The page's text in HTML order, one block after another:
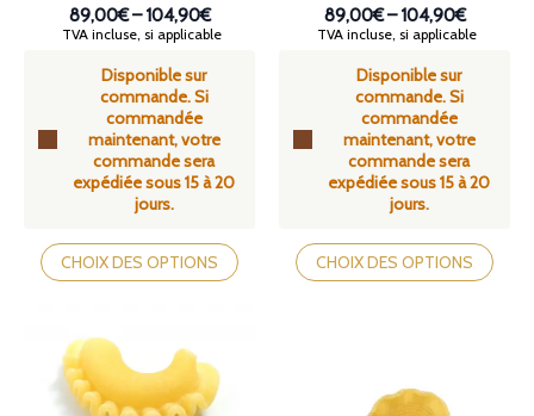
Disponible sur
commande. Si
commandée
maintenant, votre
commande sera
expédiée sous 15 à 20
jours.
89,00€–104,90€
Plage
prix :
89,00€
à
104,90€
TVA incluse, si applicable
CHOIX DES OPTIONS
Ce
produit
a
Les
options
peuvent
Disponible sur
commande. Si
commandée
maintenant, votre
commande sera
expédiée sous 15 à 20
jours.
89,00€–104,90€
Plage
prix :
89,00€
à
104,90€
TVA incluse, si applicable
CHOIX DES OPTIONS
Ce
produit
a